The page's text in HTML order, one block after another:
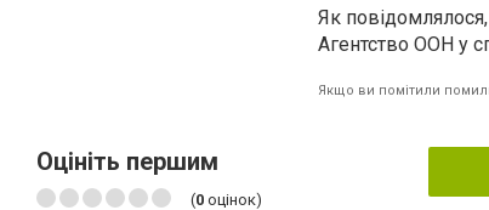
Як повідомлялося,
Агентство ООН у
Якщо ви помітили
Оцініть першим
(0 оцінок)